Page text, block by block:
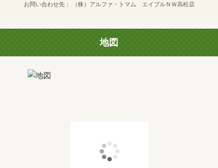
お問い合わせ先 （株）アルファ・トマム エイブルＮＷ高松店
地図